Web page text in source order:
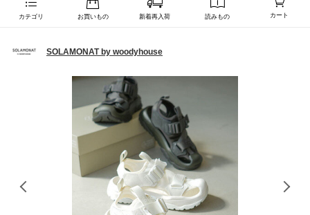
カテゴリ お買いもの 新着再入荷 読みもの カート
SOLAMONAT by woodyhouse